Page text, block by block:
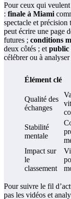
Pour ceux qui
: finale à Miami
spectacle et précision
peut écrire une page
futures ; conditions
deux côtés ; et public
célébrer ou à
Élément clé
Qualité des
échanges
Stabilité
mentale
Impact sur
le
classement
Pour suivre le fil
pas les vidéos et